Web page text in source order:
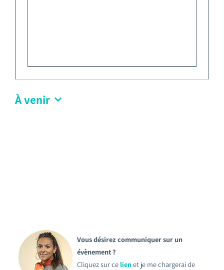
À venir
Vous désirez communiquer sur un
évènement ?
Cliquez sur ce lienet je me chargerai de